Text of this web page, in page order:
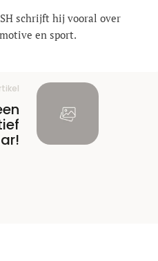
schrijft hij vooral over
en sport.